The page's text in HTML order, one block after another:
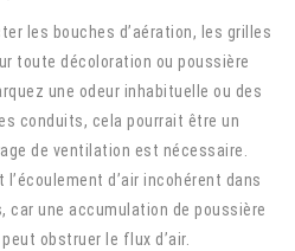
les bouches d’aération, les grilles
toute décoloration ou poussière
une odeur inhabituelle ou des
conduits, cela pourrait être un
de ventilation est nécessaire.
d’air incohérent dans
une accumulation de poussière
obstruer le flux d’air.